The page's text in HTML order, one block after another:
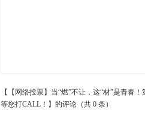
【【网络投票】当“燃”不让，这“材”是青春
等您打CALL！】的评论（共 0 条）